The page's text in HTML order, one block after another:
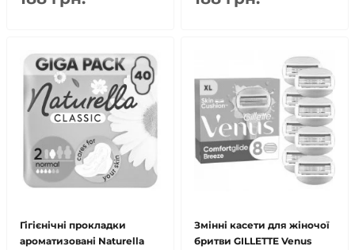
Гігієнічні прокладки
ароматизовані Naturella
Змінні касети для жіночої
бритви GILLETTE Venus